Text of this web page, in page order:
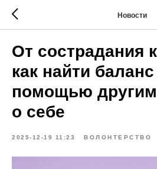
Новости
От сострадания
как найти
помощью другим
о себе
2025-12-19 11:23 ВОЛОНТЕРСТВО